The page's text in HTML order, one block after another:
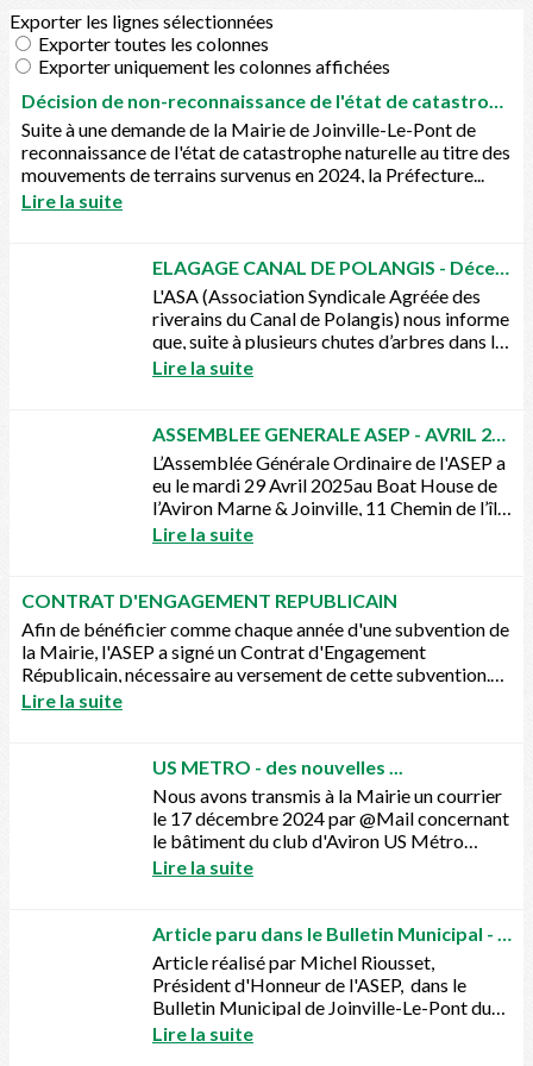
Exporter les lignes sélectionnées
Exporter toutes les colonnes
Exporter uniquement les colonnes affichées
Décision de non-reconnaissance de l'état de catastrophe naturelle
Suite à une demande de la Mairie de Joinville-Le-Pont de
reconnaissance de l'état de catastrophe naturelle au titre des
mouvements de terrains survenus en 2024, la Préfecture...
Lire la suite
ELAGAGE CANAL DE POLANGIS - Décembre 2025
L'ASA (Association Syndicale Agréée des
riverains du Canal de Polangis) nous informe
que, suite à plusieurs chutes d’arbres dans le
Canal de Polangis, l'association a fait...
Lire la suite
ASSEMBLEE GENERALE ASEP - AVRIL 2025
L’Assemblée Générale Ordinaire de l'ASEP a
eu le mardi 29 Avril 2025au Boat House de
l’Aviron Marne & Joinville, 11 Chemin de l’île
FANAC à Joinville Le PontMerci à
Lire la suite
CONTRAT D'ENGAGEMENT REPUBLICAIN
Afin de bénéficier comme chaque année d'une subvention de
la Mairie, l'ASEP a signé un Contrat d'Engagement
Républicain, nécessaire au versement de cette subvention.
Vous...
Lire la suite
US METRO - des nouvelles ...
Nous avons transmis à la Mairie un courrier
le 17 décembre 2024 par @Mail concernant
le bâtiment du club d'Aviron US Métro
relatif à sa possible vente. Vous trouverez
Lire la suite
Article paru dans le Bulletin Municipal - 50 ans déjà - Tronçon A4/A86
Article réalisé par Michel Riousset,
Président d'Honneur de l'ASEP, dans le
Bulletin Municipal de Joinville-Le-Pont du
mois de septembre 2024
Lire la suite